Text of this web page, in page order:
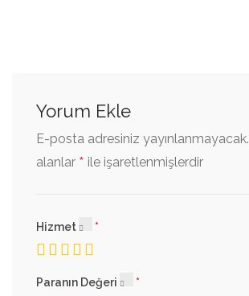
Yorum Ekle
E-posta adresiniz yayınlanmayacak.
alanlar * ile işaretlenmişlerdir
Hizmet
Paranın Değeri